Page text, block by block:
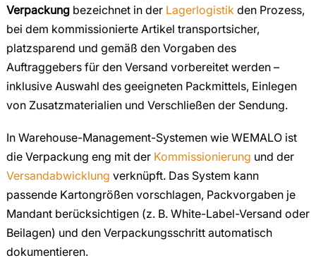
Verpackungbezeichnet in der Lagerlogistik den Prozess,
bei dem kommissionierte Artikel transportsicher,
platzsparend und gemäß den Vorgaben des
Auftraggebers für den Versand vorbereitet werden –
inklusive Auswahl des geeigneten Packmittels, Einlegen
von Zusatzmaterialien und Verschließen der Sendung.
In Warehouse-Management-Systemen wie WEMALO ist
die Verpackung eng mit der Kommissionierung und der
Versandabwicklung verknüpft. Das System kann
passende Kartongrößen vorschlagen, Packvorgaben je
Mandant berücksichtigen (z. B. White-Label-Versand oder
Beilagen) und den Verpackungsschritt automatisch
dokumentieren.